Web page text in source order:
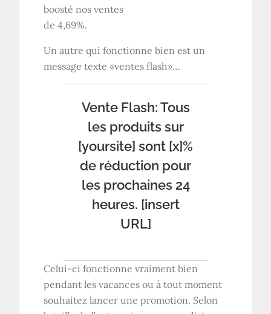
boosté nos ventes
de 4,69%.
Un autre qui fonctionne bien est un
message texte «ventes flash»…
Vente Flash: Tous
les produits sur
[yoursite] sont [x]%
de réduction pour
les prochaines 24
heures. [insert
URL]
Celui-ci fonctionne vraiment bien
pendant les vacances ou à tout moment
souhaitez lancer une promotion. Selon